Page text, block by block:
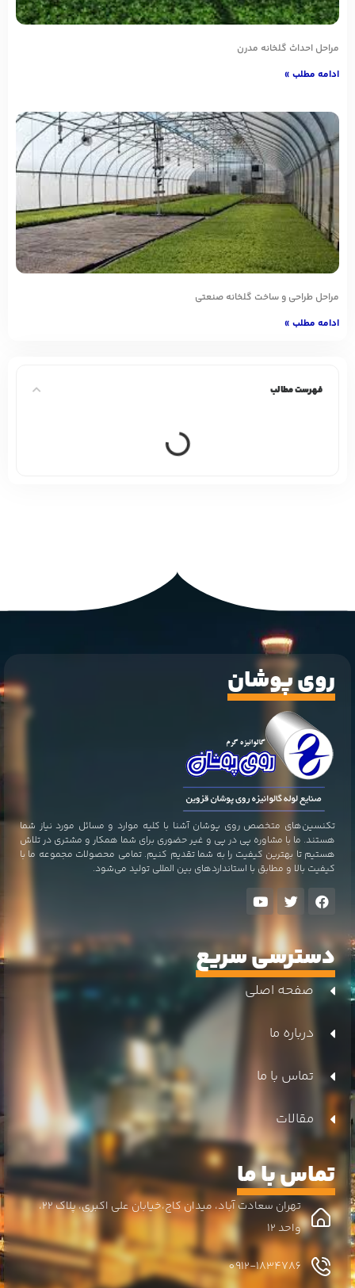
مراحل احداث گلخانه مدرن
ادامه مطلب »
مراحل طراحی و ساخت گلخانه صنعتی
ادامه مطلب »
فهرست مطالب
روی پوشان
تکنسین‌های متخصص روی پوشان آشنا با کلیه موارد و مسائل مورد نیاز شما
هستند. ما با مشاوره پی در پی و غیر حضوری برای شما همکار و مشتری در تلاش
هستیم تا بهترین کیفیت را به شما تقدیم کنیم. تمامی محصولات مجموعه ما با
کیفیت بالا و مطابق با استاندارد‌های بین المللی تولید می‌شود.
دسترسی سریع
صفحه اصلی
درباره ما
تماس با ما
مقالات
تماس با ما
تهران سعادت آباد، میدان کاج،خیابان علی اکبری، پلاک 22،
واحد 12
0912-1834786